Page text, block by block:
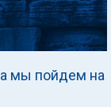
мы пойдем на